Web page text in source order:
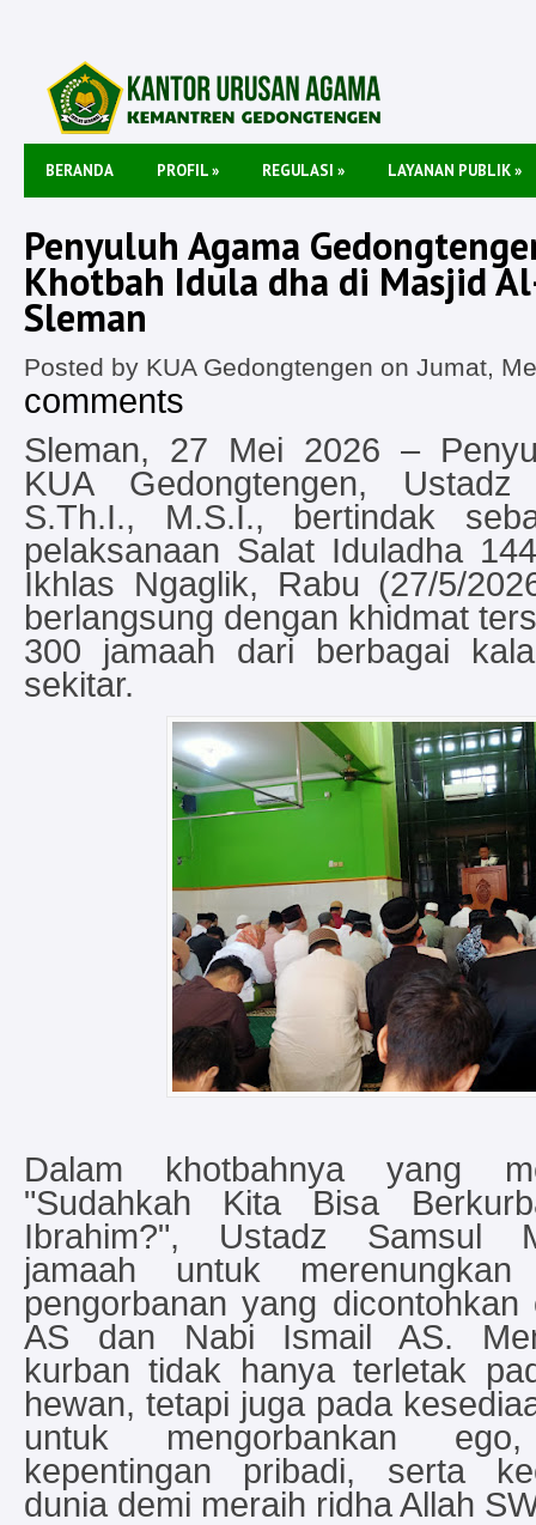
BERANDA PROFIL» REGULASI » LAYANAN PUBLIK»
Penyuluh Agama
Khotbah Idula dha di Masjid
Sleman
Posted by KUA Gedongtengen on Jumat,
comments
Sleman, 27 Mei 2026 –
KUA Gedongtengen,
S.Th.I., M.S.I., bertindak
pelaksanaan Salat Iduladha
Ikhlas Ngaglik, Rabu (27/5/
berlangsung dengan khidmat
300 jamaah dari berbagai
sekitar.
Dalam khotbahnya yang
"Sudahkah Kita Bisa
Ibrahim?", Ustadz Samsul
jamaah untuk
pengorbanan yang
AS dan Nabi Ismail AS.
kurban tidak hanya terletak
hewan, tetapi juga pada
untuk mengorbankan
kepentingan pribadi, serta
dunia demi meraih ridha Allah